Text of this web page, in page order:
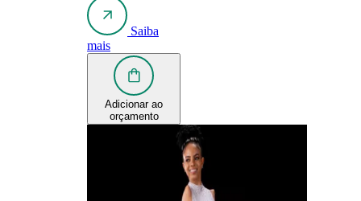
Saiba
mais
Adicionar ao
orçamento